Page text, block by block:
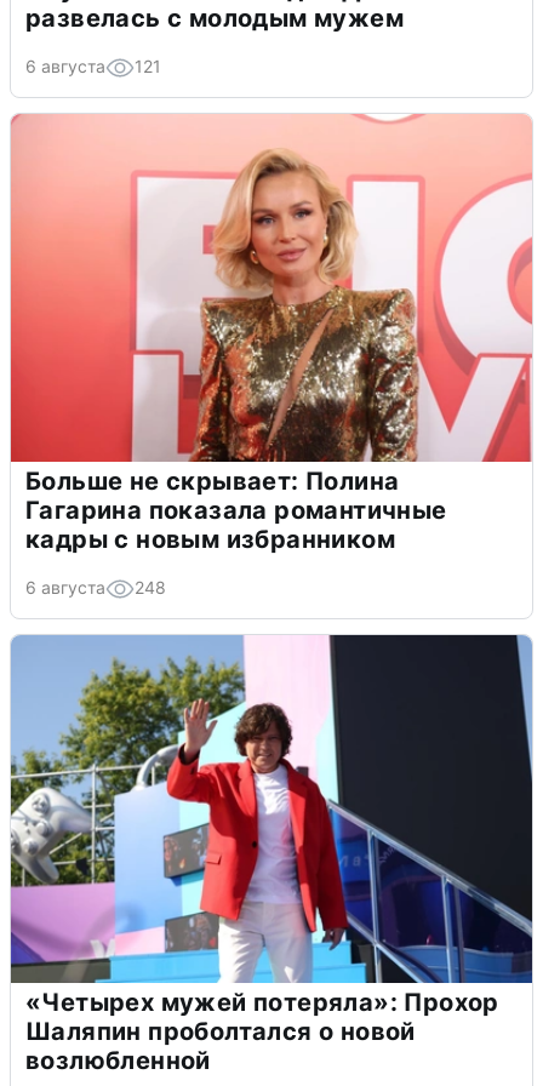
развелась с молодым мужем
6 августа 121
Больше не скрывает: Полина
Гагарина показала романтичные
кадры с новым избранником
6 августа 248
«Четырех мужей потеряла»: Прохор
Шаляпин проболтался о новой
возлюбленной